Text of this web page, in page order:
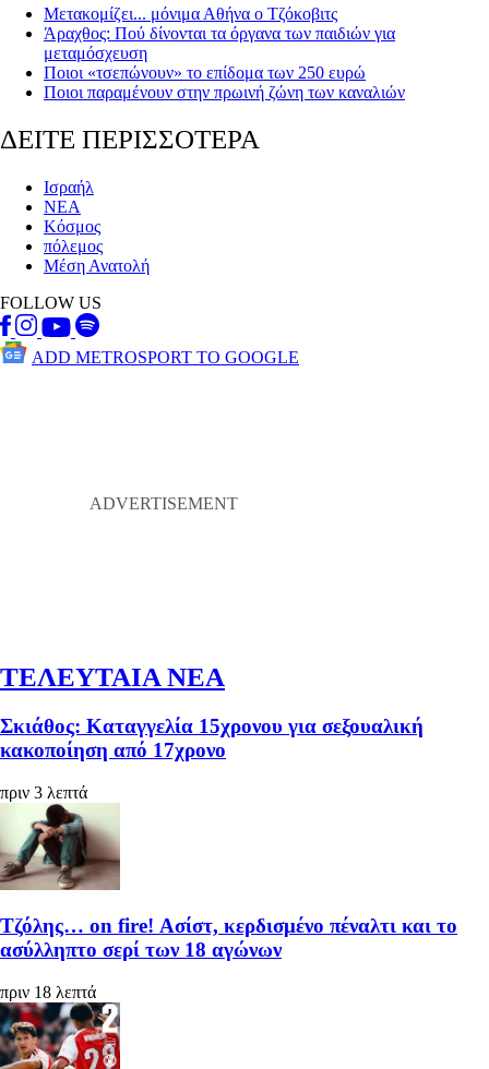
Μετακομίζει... μόνιμα Αθήνα ο Τζόκοβιτς
Άραχθος: Πού δίνονται τα όργανα των παιδιών για
μεταμόσχευση
Ποιοι «τσεπώνουν» το επίδομα των 250 ευρώ
Ποιοι παραμένουν στην πρωινή ζώνη των καναλιών
ΔΕΙΤΕ ΠΕΡΙΣΣΟΤΕΡΑ
Ισραήλ
ΝΕΑ
Κόσμος
πόλεμος
Μέση Ανατολή
FOLLOW US
ADD METROSPORT TO GOOGLE
ΤΕΛΕΥΤΑΙΑ ΝΕΑ
Σκιάθος: Καταγγελία 15χρονου για σεξουαλική
κακοποίηση από 17χρονο
πριν 3 λεπτά
Τζόλης… on fire! Ασίστ, κερδισμένο πέναλτι και το
ασύλληπτο σερί των 18 αγώνων
πριν 18 λεπτά